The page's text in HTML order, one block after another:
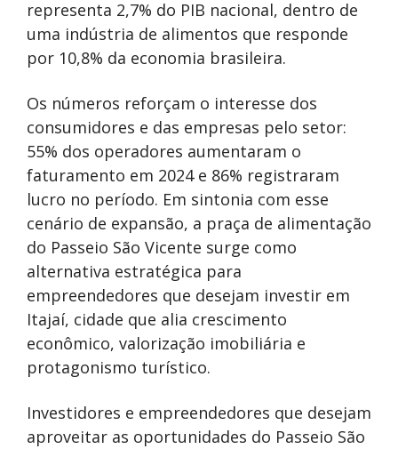
representa 2,7% do PIB nacional, dentro de
uma indústria de alimentos que responde
por 10,8% da economia brasileira.
Os números reforçam o interesse dos
consumidores e das empresas pelo setor:
55% dos operadores aumentaram o
faturamento em 2024 e 86% registraram
lucro no período. Em sintonia com esse
cenário de expansão, a praça de alimentação
do Passeio São Vicente surge como
alternativa estratégica para
empreendedores que desejam investir em
Itajaí, cidade que alia crescimento
econômico, valorização imobiliária e
protagonismo turístico.
Investidores e empreendedores que desejam
aproveitar as oportunidades do Passeio São